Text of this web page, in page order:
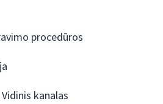
procedūros
kanalas